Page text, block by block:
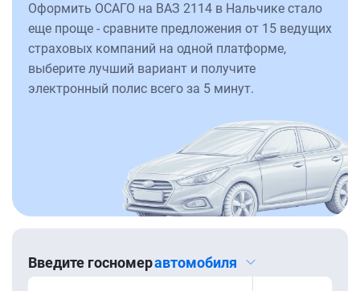
Оформить ОСАГО на ВАЗ 2114 в Нальчике стало
еще проще - сравните предложения от 15 ведущих
страховых компаний на одной платформе,
выберите лучший вариант и получите
электронный полис всего за 5 минут.
Введите госномеравтомобиля